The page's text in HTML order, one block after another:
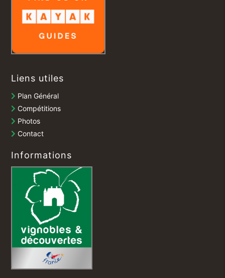
Liens utiles
Plan Général
Compétitions
Photos
Contact
Informations